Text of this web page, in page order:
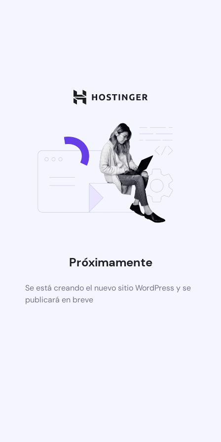
Próximamente
Se está creando el nuevo sitio WordPress y se
publicará en breve